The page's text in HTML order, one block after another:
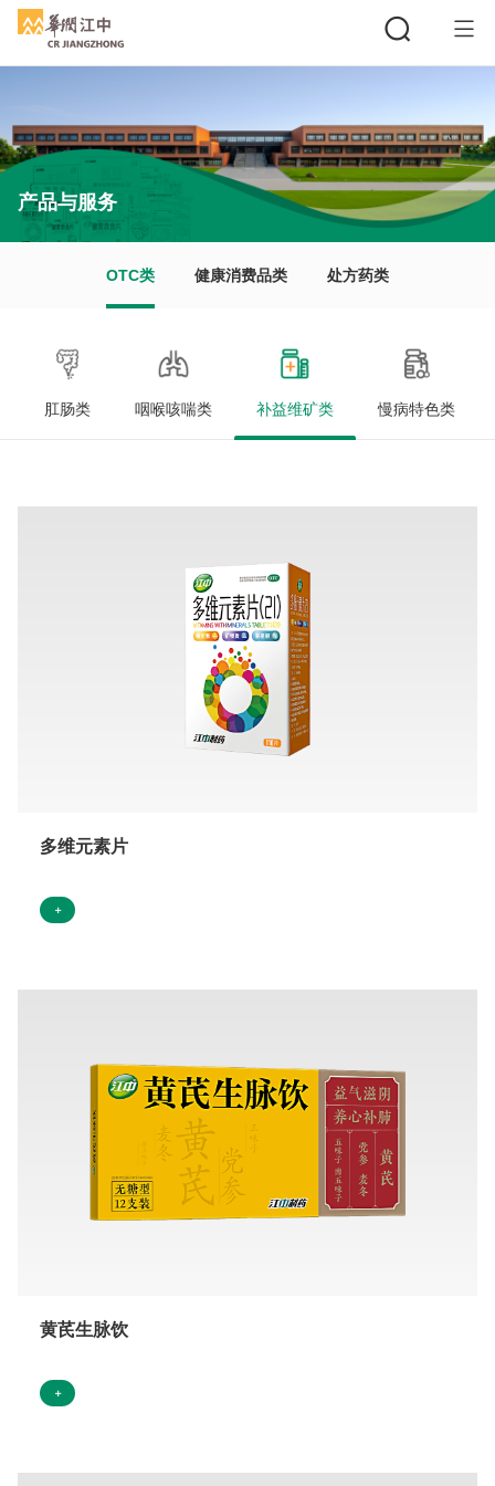
搜索
产品与服务
OTC类 健康消费品类 处方药类
肛肠类 咽喉咳喘类 补益维矿类 慢病特色类
多维元素片
黄芪生脉饮